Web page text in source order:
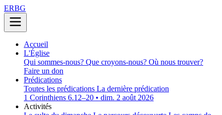
ERBG
Accueil
L'Église
Qui sommes-nous? Que croyons-nous? Où nous trouver?
Faire un don
Prédications
Toutes les prédications La dernière prédication
1 Corinthiens 6.12–20 • dim. 2 août 2026
Activités